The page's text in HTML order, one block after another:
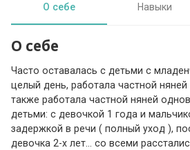
О себе Навыки
О себе
Часто оставалась с детьми с
целый день, работала частной
также работала частной няней
детьми: с девочкой 1 года и
задержкой в речи ( полный уход ),
девочка 2-х лет… со всеми